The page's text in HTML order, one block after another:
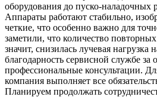
оборудования до пуско-наладочных
Аппараты работают стабильно,
четкие, что особенно важно для
заметили, что количество
значит, снизилась лучевая нагрузка
благодарность сервисной службе за
профессиональные консультации.
компания выполняет все
Планируем продолжать